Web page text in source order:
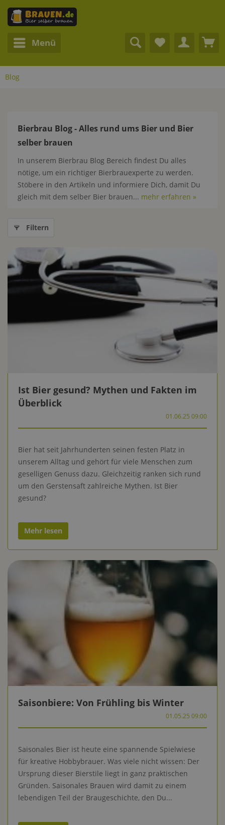
Menü
Blog
Bierbrau Blog - Alles rund ums Bier und Bier
selber brauen
In unserem Bierbrau Blog Bereich findest Du alles
nötige, um ein richtiger Bierbrauexperte zu werden.
Stöbere in den Artikeln und informiere Dich, damit Du
gleich mit dem selber Bier brauen... mehr erfahren »
Filtern
Ist Bier gesund? Mythen und Fakten im
Überblick
01.06.25 09:00
Bier hat seit Jahrhunderten seinen festen Platz in
unserem Alltag und gehört für viele Menschen zum
geselligen Genuss dazu. Gleichzeitig ranken sich rund
um den Gerstensaft zahlreiche Mythen. Ist Bier
gesund?
Mehr lesen
Saisonbiere: Von Frühling bis Winter
01.05.25 09:00
Saisonales Bier ist heute eine spannende Spielwiese
für kreative Hobbybrauer. Was viele nicht wissen: Der
Ursprung dieser Bierstile liegt in ganz praktischen
Gründen. Saisonales Brauen wird damit zu einem
lebendigen Teil der Braugeschichte, den Du...